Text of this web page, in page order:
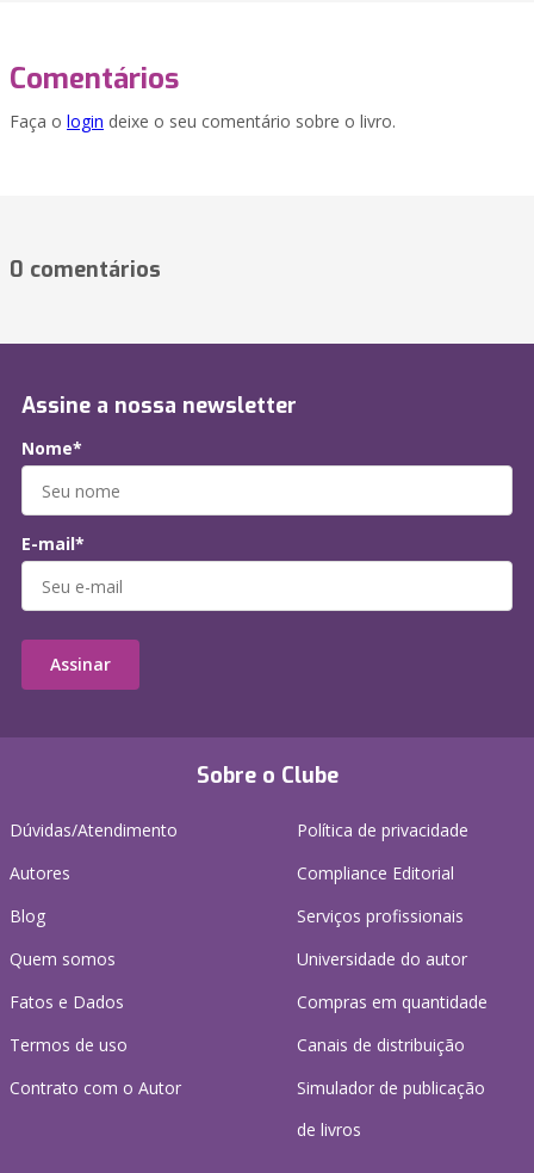
Comentários
Faça o login deixe o seu comentário sobre o livro.
0 comentários
Sobre o Clube
Dúvidas/Atendimento
Autores
Blog
Quem somos
Fatos e Dados
Termos de uso
Contrato com o Autor
Política de privacidade
Compliance Editorial
Serviços profissionais
Universidade do autor
Compras em quantidade
Canais de distribuição
Simulador de publicação
de livros
Assine a nossa newsletter
Nome*
E-mail*
Assinar